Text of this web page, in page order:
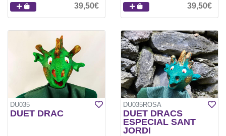
39,50€ 39,50€
DU035
DUET DRAC
DU035ROSA
DUET DRACS
ESPECIAL SANT
JORDI